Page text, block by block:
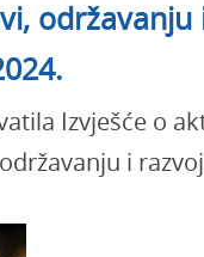
održavanju
Izvješće o
i